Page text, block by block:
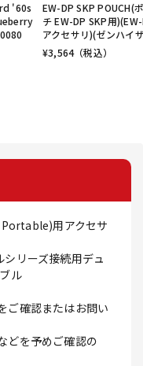
'60s
EW-DP SKP POUCH(
チ EW-DP SKP用
アクセサリ)(ゼンハイ
¥3,564（税込）
用アクセサ
リーズ接続用デュ
ル
ご確認またはお問い
どを予めご確認の